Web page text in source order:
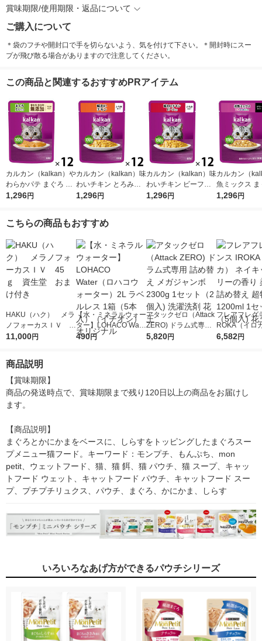
賞味期限/使用期限・返品について
ご購入について
＊袋のフチや開封口で手を切らないよう、気を付けて下さい。＊開封時にスー
プが飛び散る場合がありますので注意してください。
この商品と関連するおすすめPRアイテム
カルカン（kalkan）や
わらかパテ まぐろ た
い入り 着色料・発色
ト
1,296円
カルカン（kalkan）味
わいチキン とろみ仕
立て 60g 12袋 マース
1,296円
カルカン（kalkan）味
わいチキン ビーフ入
り とろみ仕立て 60g
1,296円
カルカン（
魚ミックス ま
かつお・たい
1,296円
こちらの商品もおすすめ
HAKU（ハク） メラ
ノフォーカスＩＶ 4
5ｇ 資生堂 おまけ
11,000円
【水・ミネラルウォー
ター】LOHACO Wate
r（ロハコウォータ
490円
アタックゼロ（Attack
ZERO) ドラム式専用
詰め替え メガジャン
5,820円
フレアフレグ
ROKA（イロ
イキッドリリ
6,582円
商品説明
【賞味期限】
商品の発送時点で、賞味期限まで残り120日以上の商品をお届けし
ます。
【商品説明】
まぐろとかにかまをベースに、しらすをトッピングしたまぐろスー
プメニュー猫フード。キーワード：モンプチ、もんぷち、mon
petit、ウェットフード、猫、猫 餌、猫 パウチ、猫 スープ、キャッ
トフード ウェット、キャットフード パウチ、キャットフード スー
プ、プチプチリュクス、パウチ、まぐろ、かにかま、しらす
いろいろなあげ方ができるパウチシリーズ